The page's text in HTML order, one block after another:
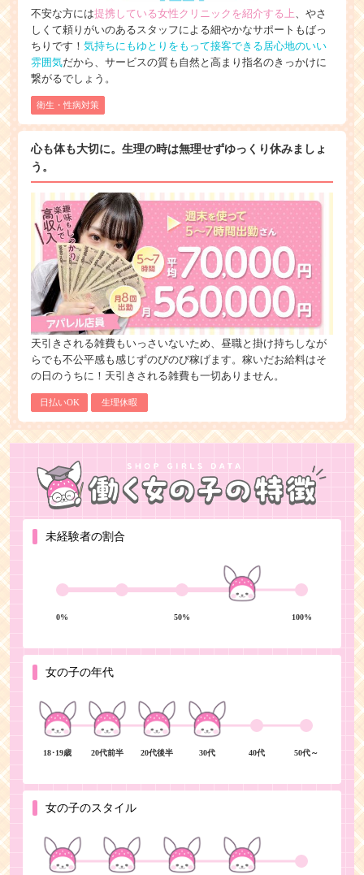
不安な方には提携している女性クリニックを紹介する上、やさ
しくて頼りがいのあるスタッフによる細やかなサポートもばっ
ちりです！ 気持ちにもゆとりをもって接客できる居心地のいい
雰囲気だから、サービスの質も自然と高まり指名のきっかけに
繋がるでしょう。
衛生・性病対策
心も体も大切に。生理の時は無理せずゆっくり休みましょ
う。
天引きされる雑費もいっさいないため、昼職と掛け持ちしなが
らでも不公平感も感じずのびのび稼げます。稼いだお給料はそ
の日のうちに！天引きされる雑費も一切ありません。
日払いOK 生理休暇
未経験者の割合
0% 50% 100%
女の子の年代
18･19歳 20代前半 20代後半 30代 40代 50代～
女の子のスタイル